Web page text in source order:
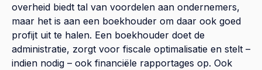
overheid biedt tal van voordelen aan ondernemers,
maar het is aan een boekhouder om daar ook goed
profijt uit te halen. Een boekhouder doet de
administratie, zorgt voor fiscale optimalisatie en stelt –
indien nodig – ook financiële rapportages op. Ook